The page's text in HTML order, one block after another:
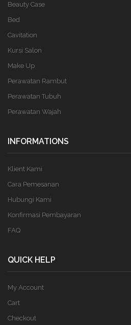
Beauty Case
Bed
Cavitation
Kursi Salon
Make Up
Perawatan Rambut
Perawatan Tubuh
Perawatan Wajah
INFORMATIONS
Klient Kami
Cara Pemesanan
Hubungi Kami
Konfirmasi Pembayaran
FAQ
QUICK HELP
My Account
Cart
Checkout